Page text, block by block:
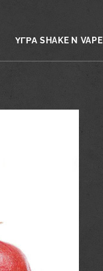
ΥΓΡΆ SHAKE N VAPE